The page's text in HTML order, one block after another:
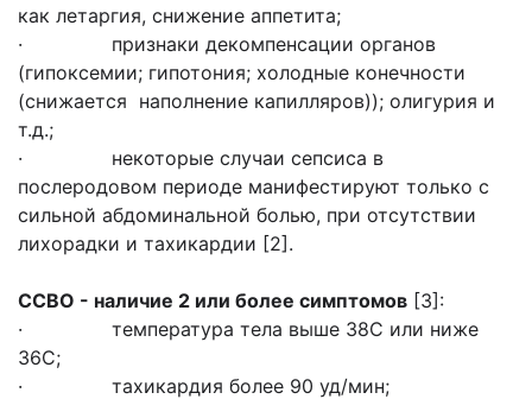
как летаргия, снижение аппетита;
· признаки декомпенсации органов
(гипоксемии; гипотония; холодные конечности
(снижается наполнение капилляров)); олигурия и
т.д.;
· некоторые случаи сепсиса в
послеродовом периоде манифестируют только с
сильной абдоминальной болью, при отсутствии
лихорадки и тахикардии [2].
ССВО - наличие 2 или более симптомов [3]:
· температура тела выше 38С или ниже
36С;
· тахикардия более 90 уд/мин;